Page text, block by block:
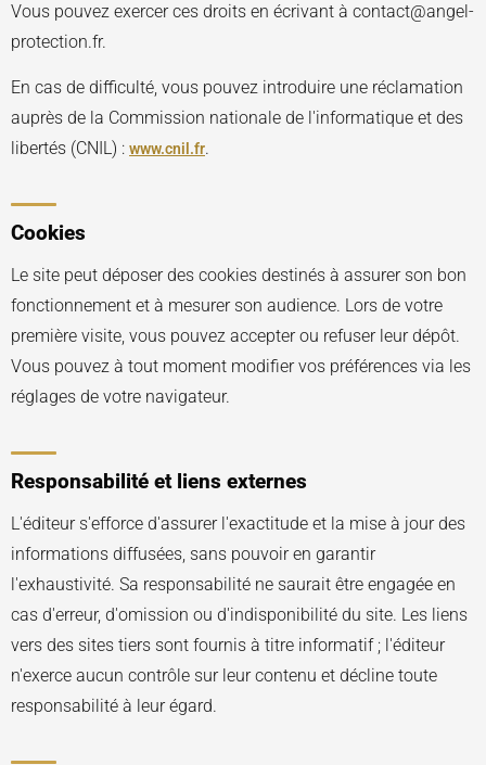
Vous pouvez exercer ces droits en écrivant à contact@angel-
protection.fr.
En cas de difficulté, vous pouvez introduire une réclamation
auprès de la Commission nationale de l'informatique et des
libertés (CNIL) : www.cnil.fr.
Cookies
Le site peut déposer des cookies destinés à assurer son bon
fonctionnement et à mesurer son audience. Lors de votre
première visite, vous pouvez accepter ou refuser leur dépôt.
Vous pouvez à tout moment modifier vos préférences via les
réglages de votre navigateur.
Responsabilité et liens externes
L'éditeur s'efforce d'assurer l'exactitude et la mise à jour des
informations diffusées, sans pouvoir en garantir
l'exhaustivité. Sa responsabilité ne saurait être engagée en
cas d'erreur, d'omission ou d'indisponibilité du site. Les liens
vers des sites tiers sont fournis à titre informatif ; l'éditeur
n'exerce aucun contrôle sur leur contenu et décline toute
responsabilité à leur égard.